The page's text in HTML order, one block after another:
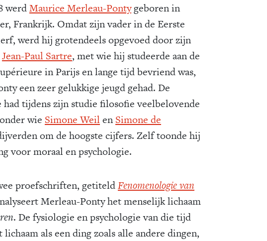
werdMaurice Merleau-Pontygeboren in
Frankrijk. Omdat zijn vader in de Eerste
werd hij grotendeels opgevoed door zijn
Jean-Paul Sartre, met wie hij studeerde aan de
in Parijs en lange tijd bevriend was,
een zeer gelukkige jeugd gehad. De
had tijdens zijn studie filosofie veelbelovende
wie Simone Weil en Simone de
om de hoogste cijfers. Zelf toonde hij
voor moraal en psychologie.
proefschriften, getiteldFenomenologie van
Merleau-Ponty het menselijk lichaam
. De fysiologie en psychologie van die tijd
lichaam als een ding zoals alle andere dingen,